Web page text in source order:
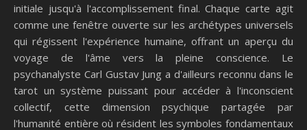
initiale jusqu'à l'accomplissement final. Chaque carte agit
comme une fenêtre ouverte sur les archétypes universels
qui régissent l'expérience humaine, offrant un aperçu du
voyage de l'âme vers la pleine conscience. Le
psychanalyste Carl Gustav Jung a d'ailleurs reconnu dans le
tarot un système puissant pour accéder à l'inconscient
collectif, cette dimension psychique partagée par
l'humanité entière où résident les symboles fondamentaux